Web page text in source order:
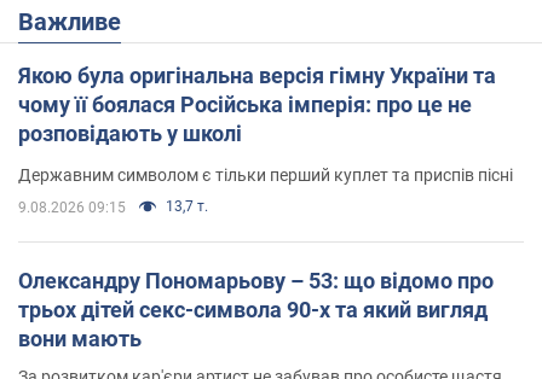
Важливе
Якою була оригінальна версія гімну України та
чому її боялася Російська імперія: про це не
розповідають у школі
Державним символом є тільки перший куплет та приспів пісні
9.08.2026 09:15 13,7 т.
Олександру Пономарьову – 53: що відомо про
трьох дітей секс-символа 90-х та який вигляд
вони мають